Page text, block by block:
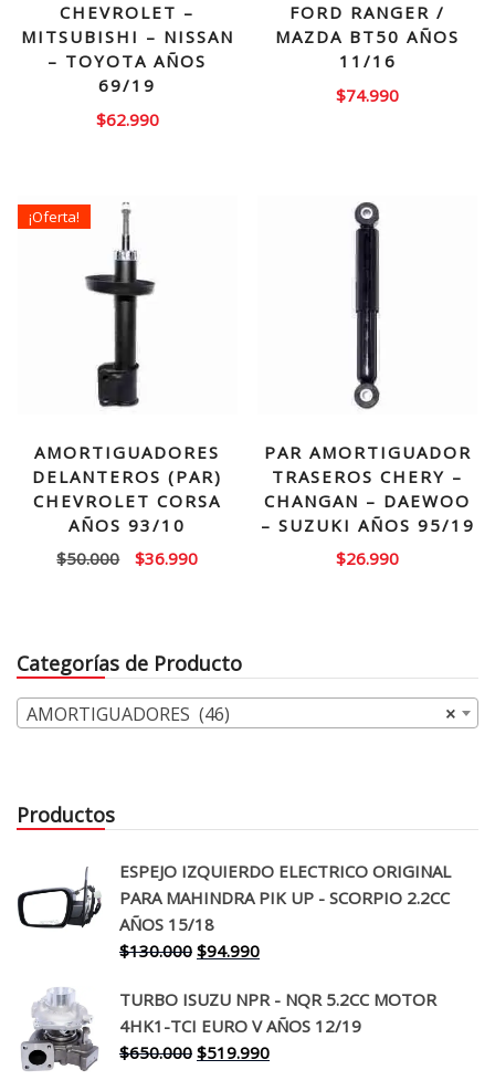
CHEVROLET –
MITSUBISHI – NISSAN
– TOYOTA AÑOS
69/19
$62.990
FORD RANGER /
MAZDA BT50 AÑOS
11/16
$74.990
¡Oferta!
AMORTIGUADORES
DELANTEROS (PAR)
CHEVROLET CORSA
AÑOS 93/10
$50.000
El
$50.000.
$36.990El
$36.990.
PAR AMORTIGUADOR
TRASEROS CHERY –
CHANGAN – DAEWOO
– SUZUKI AÑOS 95/19
$26.990
Categorías de Producto
×
AMORTIGUADORES (46)
Productos
ESPEJO IZQUIERDO ELECTRICO ORIGINAL
PARA MAHINDRA PIK UP - SCORPIO 2.2CC
AÑOS 15/18
$130.000 El
original
era:
$130.000.
$94.990El
actual
es:
$94.990.
TURBO ISUZU NPR - NQR 5.2CC MOTOR
4HK1-TCI EURO V AÑOS 12/19
$650.000 El
$519.990El